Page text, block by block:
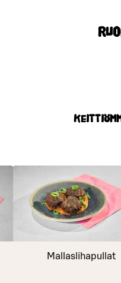
Mallaslihapullat